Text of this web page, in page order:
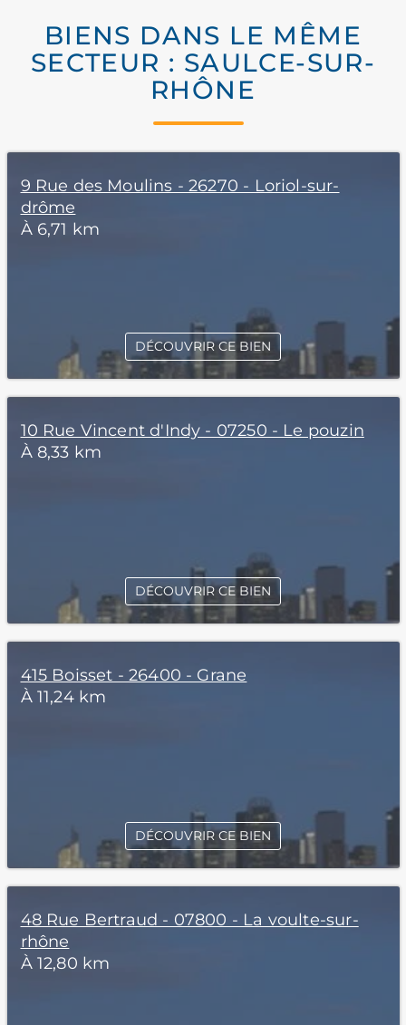
BIENS DANS LE MÊME
SECTEUR : SAULCE-SUR-
RHÔNE
9 Rue des Moulins - 26270 - Loriol-sur-
drôme
À 6,71 km
DÉCOUVRIR CE BIEN
10 Rue Vincent d'Indy - 07250 - Le pouzin
À 8,33 km
DÉCOUVRIR CE BIEN
415 Boisset - 26400 - Grane
À 11,24 km
DÉCOUVRIR CE BIEN
48 Rue Bertraud - 07800 - La voulte-sur-
rhône
À 12,80 km